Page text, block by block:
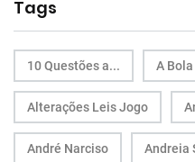
Tags
10 Questões a... A Bola
Alterações Leis Jogo
André Narciso Andreia